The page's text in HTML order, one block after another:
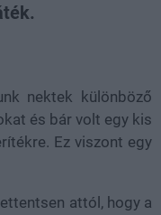
nektek különböző
és bár volt egy kis
Ez viszont egy
attól, hogy a